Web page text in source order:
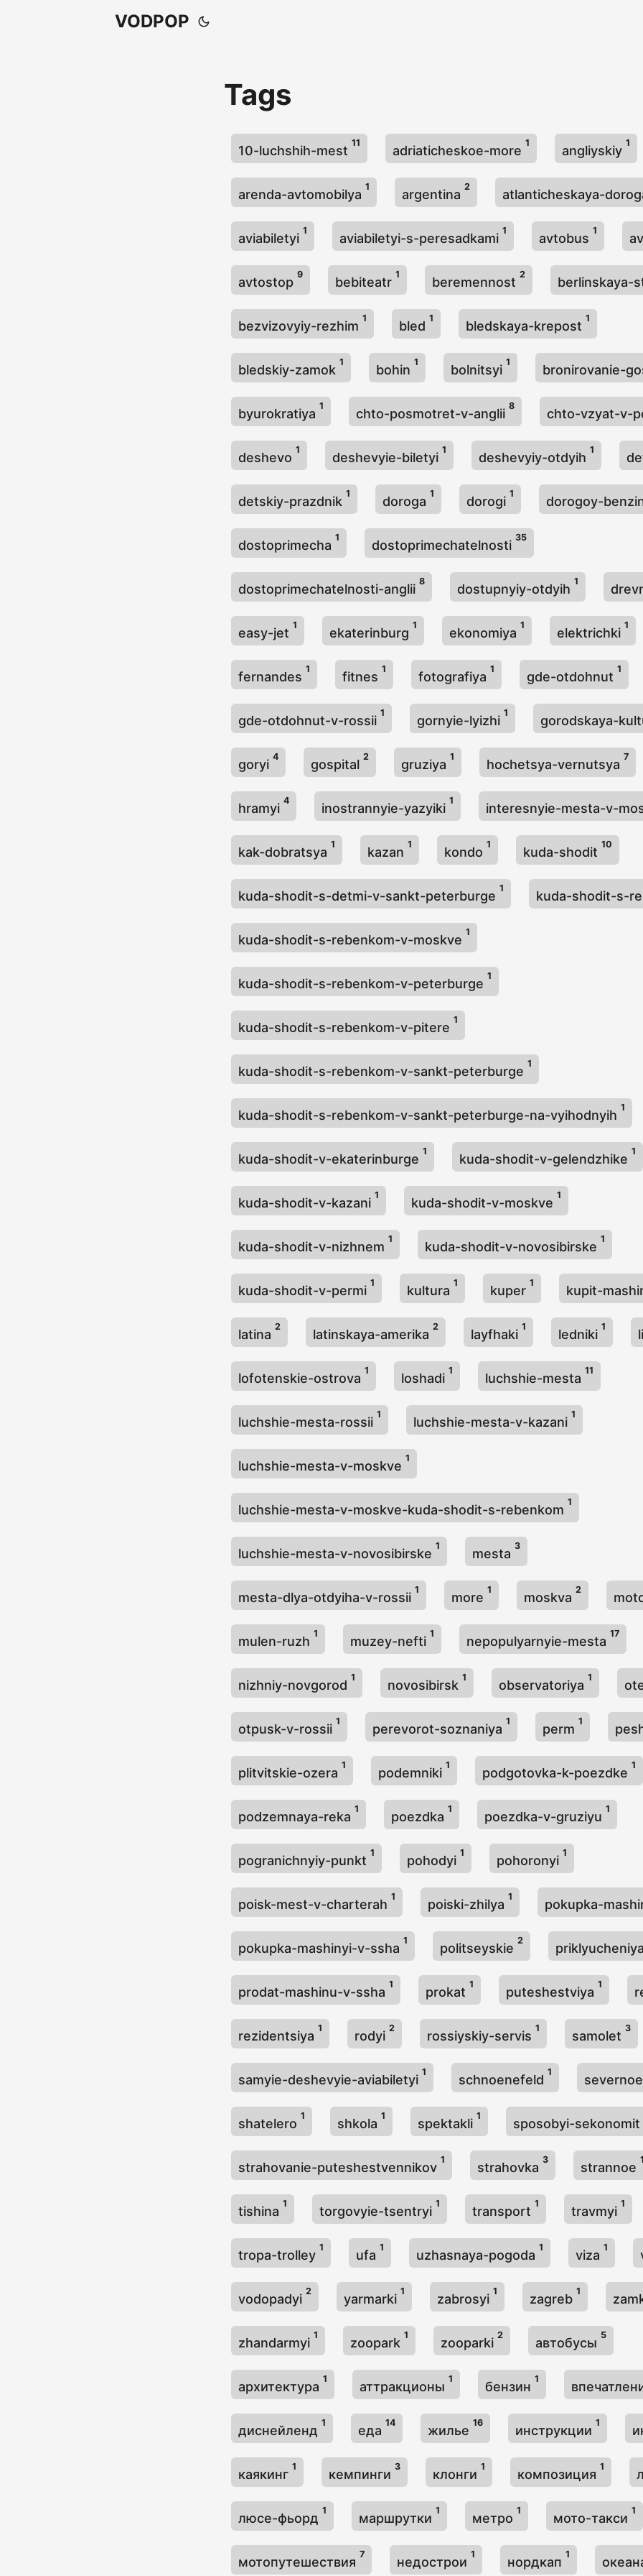
VODPOP
Tags
10-luchshih-mest
11
adriaticheskoe-more
1
angliyskiy
1
arenda-avtomobilya
1
argentina
2
atlanticheskaya-
aviabiletyi
1
aviabiletyi-s-peresadkami
1
avtobus
1
avtostop
9
bebiteatr
1
beremennost
2
berlinskaya-
bezvizovyiy-rezhim
1
bled
1
bledskaya-krepost
1
bledskiy-zamok
1
bohin
1
bolnitsyi
1
bronirovanie-
byurokratiya
1
chto-posmotret-v-anglii
8
chto-vzyat-v-
deshevo
1
deshevyie-biletyi
1
deshevyiy-otdyih
1
detskiy-prazdnik
1
doroga
1
dorogi
1
dorogoy-
dostoprimecha
1
dostoprimechatelnosti
35
dostoprimechatelnosti-anglii
8
dostupnyiy-otdyih
1
easy-jet
1
ekaterinburg
1
ekonomiya
1
elektrichki
1
fernandes
1
fitnes
1
fotografiya
1
gde-otdohnut
1
gde-otdohnut-v-rossii
1
gornyie-lyizhi
1
gorodskaya-
goryi
4
gospital
2
gruziya
1
hochetsya-vernutsya
7
hramyi
4
inostrannyie-yazyiki
1
interesnyie-mesta-v-
kak-dobratsya
1
kazan
1
kondo
1
kuda-shodit
10
kuda-shodit-s-detmi-v-sankt-peterburge
1
kuda-shodit-s-
kuda-shodit-s-rebenkom-v-moskve
1
kuda-shodit-s-rebenkom-v-peterburge
1
kuda-shodit-s-rebenkom-v-pitere
1
kuda-shodit-s-rebenkom-v-sankt-peterburge
1
kuda-shodit-s-rebenkom-v-sankt-peterburge-na-vyihodnyih
1
kuda-shodit-v-ekaterinburge
1
kuda-shodit-v-gelendzhike
1
kuda-shodit-v-kazani
1
kuda-shodit-v-moskve
1
kuda-shodit-v-nizhnem
1
kuda-shodit-v-novosibirske
1
kuda-shodit-v-permi
1
kultura
1
kuper
1
kupit-
latina
2
latinskaya-amerika
2
layfhaki
1
ledniki
1
lofotenskie-ostrova
1
loshadi
1
luchshie-mesta
11
luchshie-mesta-rossii
1
luchshie-mesta-v-kazani
1
luchshie-mesta-v-moskve
1
luchshie-mesta-v-moskve-kuda-shodit-s-rebenkom
1
luchshie-mesta-v-novosibirske
1
mesta
3
mesta-dlya-otdyiha-v-rossii
1
more
1
moskva
2
mulen-ruzh
1
muzey-nefti
1
nepopulyarnyie-mesta
17
nizhniy-novgorod
1
novosibirsk
1
observatoriya
1
otpusk-v-rossii
1
perevorot-soznaniya
1
perm
1
plitvitskie-ozera
1
podemniki
1
podgotovka-k-poezdke
1
podzemnaya-reka
1
poezdka
1
poezdka-v-gruziyu
1
pogranichnyiy-punkt
1
pohodyi
1
pohoronyi
1
poisk-mest-v-charterah
1
poiski-zhilya
1
pokupka-
pokupka-mashinyi-v-ssha
1
politseyskie
2
prodat-mashinu-v-ssha
1
prokat
1
puteshestviya
1
rezidentsiya
1
rodyi
2
rossiyskiy-servis
1
samolet
3
samyie-deshevyie-aviabiletyi
1
schnoenefeld
1
shatelero
1
shkola
1
spektakli
1
sposobyi-sekonomit
strahovanie-puteshestvennikov
1
strahovka
3
strannoe
tishina
1
torgovyie-tsentryi
1
transport
1
travmyi
1
tropa-trolley
1
ufa
1
uzhasnaya-pogoda
1
viza
1
vodopadyi
2
yarmarki
1
zabrosyi
1
zagreb
1
zhandarmyi
1
zoopark
1
zooparki
2
автобусы
5
архитектура
1
аттракционы
1
бензин
1
диснейленд
1
еда
14
жилье
16
инструкции
1
каякинг
1
кемпинги
3
клонги
1
композиция
1
люсе-фьорд
1
маршрутки
1
метро
1
мото-такси
1
мотопутешествия
7
недострои
1
нордкап
1